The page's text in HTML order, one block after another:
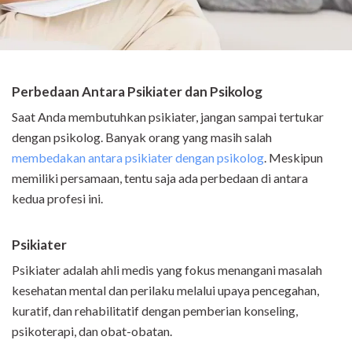
Perbedaan Antara Psikiater dan Psikolog
Saat Anda membutuhkan psikiater, jangan sampai tertukar
dengan psikolog. Banyak orang yang masih salah
membedakan antara psikiater dengan psikolog. Meskipun
memiliki persamaan, tentu saja ada perbedaan di antara
kedua profesi ini.
Psikiater
Psikiater adalah ahli medis yang fokus menangani masalah
kesehatan mental dan perilaku melalui upaya pencegahan,
kuratif, dan rehabilitatif dengan pemberian konseling,
psikoterapi, dan obat-obatan.